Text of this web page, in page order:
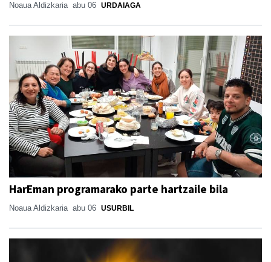
Noaua Aldizkaria abu 06 URDAIAGA
HarEman programarako parte hartzaile bila
Noaua Aldizkaria abu 06 USURBIL